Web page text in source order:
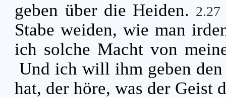
geben über die Heiden. 2.27
Stabe weiden, wie man
ich solche Macht von
Und ich will ihm geben
hat, der höre, was der Geist